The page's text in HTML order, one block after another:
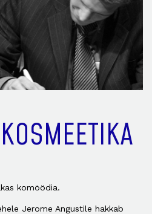
komöödia.
Jerome Angustile hakkab